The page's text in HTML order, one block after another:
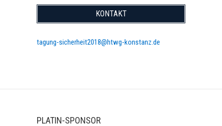
h
e
KONTAKT
tagung-sicherheit2018@htwg-konstanz.de
PLATIN-SPONSOR